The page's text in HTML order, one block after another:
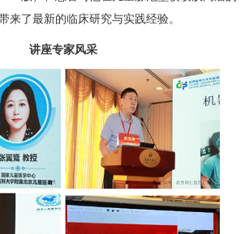
来了最新的临床研究与实践经验。
讲座专家风采